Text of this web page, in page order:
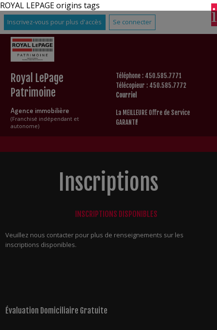
ROYAL LEPAGE origins tags
Inscrivez-vous pour plus d'accès Se connecter
Royal LePage
Patrimoine
Agence immobilière
(Franchisé indépendant et
autonome)
Téléphone : 450.585.7771
Télécopieur : 450.585.7772
Courriel
La MEILLEURE Offre de Service
GARANTI!
Inscriptions
INSCRIPTIONS DISPONIBLES
Veuillez nous contacter pour plus de renseignements sur les
inscriptions disponibles.
Évaluation Domiciliaire Gratuite